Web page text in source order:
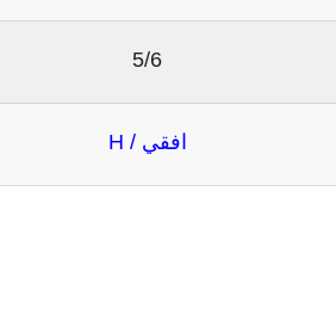
5/6
افقي / H